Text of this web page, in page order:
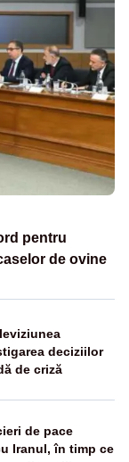
pentru
de ovine
deciziilor
de criză
de pace
Iranul, în timp ce